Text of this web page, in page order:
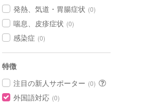
発熱、気道・胃腸症状 (0)
喘息、皮疹症状 (0)
感染症 (0)
特徴
注目の新人サポーター (0)
外国語対応 (0)